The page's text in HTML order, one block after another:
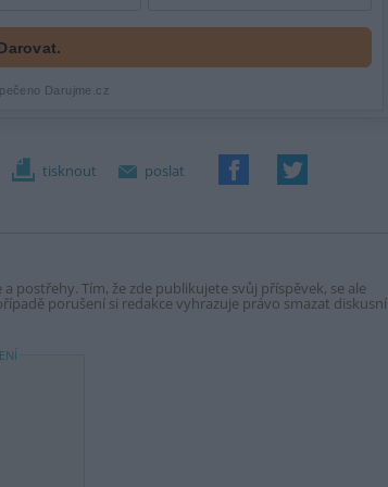
tisknout poslat
postřehy. Tím, že zde publikujete svůj příspěvek, se ale
porušení si redakce vyhrazuje právo smazat diskusní